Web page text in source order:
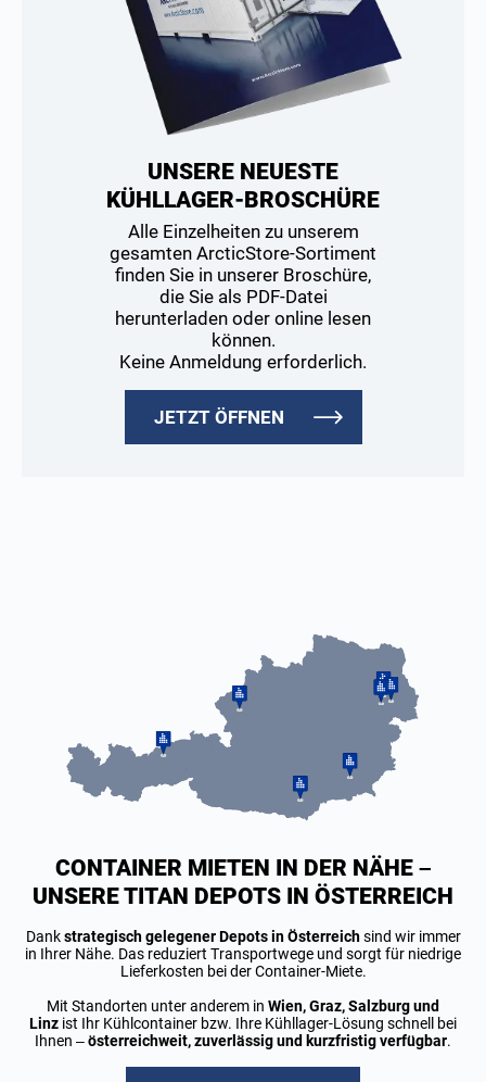
UNSERE NEUESTE
KÜHLLAGER-BROSCHÜRE
Alle Einzelheiten zu unserem
gesamten ArcticStore-Sortiment
finden Sie in unserer Broschüre,
die Sie als PDF-Datei
herunterladen oder online lesen
können.
Keine Anmeldung erforderlich.
JETZT ÖFFNEN
CONTAINER MIETEN IN DER NÄHE –
UNSERE TITAN DEPOTS IN ÖSTERREICH
Dank strategisch gelegener Depots in Österreich sind wir immer
in Ihrer Nähe. Das reduziert Transportwege und sorgt für niedrige
Lieferkosten bei der Container-Miete.
Mit Standorten unter anderem in Wien, Graz, Salzburg und
Linz ist Ihr Kühlcontainer bzw. Ihre Kühllager-Lösung schnell bei
Ihnen –österreichweit, zuverlässig und kurzfristig verfügbar.